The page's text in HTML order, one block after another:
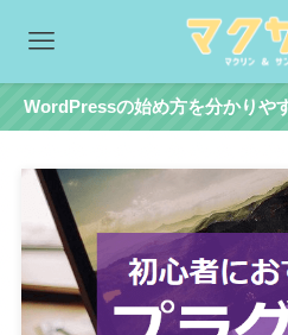
WordPressの始め方を分かりや